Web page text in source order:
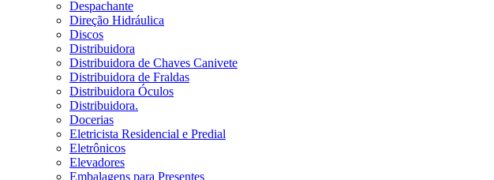
Despachante
Direção Hidráulica
Discos
Distribuidora
Distribuidora de Chaves Canivete
Distribuidora de Fraldas
Distribuidora Óculos
Distribuidora.
Docerias
Eletricista Residencial e Predial
Eletrônicos
Elevadores
Embalagens para Presentes